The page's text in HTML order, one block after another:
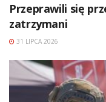
Przeprawili się
zatrzymani
31 LIPCA 2026